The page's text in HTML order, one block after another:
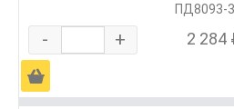
ПД8093-3
- + 2 284
Ä